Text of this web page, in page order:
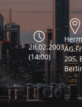
28.02.2003
(14:00)
205,